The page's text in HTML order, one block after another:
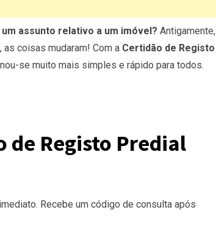
assunto relativo a um imóvel? Antigamente,
coisas mudaram! Com a Certidão de Registo
se muito mais simples e rápido para todos.
de Registo Predial
Recebe um código de consulta após